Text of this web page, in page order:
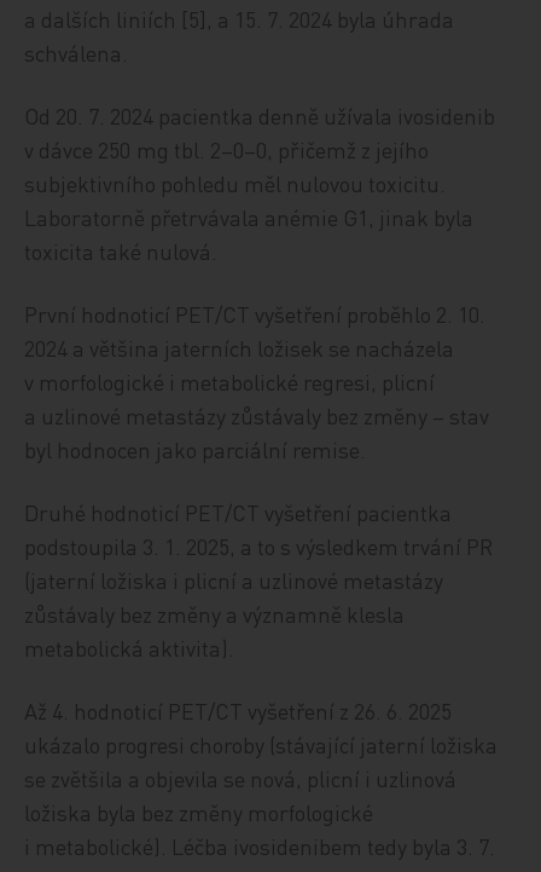
a dalších liniích [5], a 15. 7. 2024 byla úhrada
schválena.
Od 20. 7. 2024 pacientka denně užívala ivosidenib
v dávce 250 mg tbl. 2–0–0, přičemž z jejího
subjektivního pohledu měl nulovou toxicitu.
Laboratorně přetrvávala anémie G1, jinak byla
toxicita také nulová.
První hodnoticí PET/CT vyšetření proběhlo 2. 10.
2024 a většina jaterních ložisek se nacházela
v morfologické i metabolické regresi, plicní
a uzlinové metastázy zůstávaly bez změny – stav
byl hodnocen jako parciální remise.
Druhé hodnoticí PET/CT vyšetření pacientka
podstoupila 3. 1. 2025, a to s výsledkem trvání PR
(jaterní ložiska i plicní a uzlinové metastázy
zůstávaly bez změny a významně klesla
metabolická aktivita).
Až 4. hodnoticí PET/CT vyšetření z 26. 6. 2025
ukázalo progresi choroby (stávající jaterní ložiska
se zvětšila a objevila se nová, plicní i uzlinová
ložiska byla bez změny morfologické
i metabolické). Léčba ivosidenibem tedy byla 3. 7.